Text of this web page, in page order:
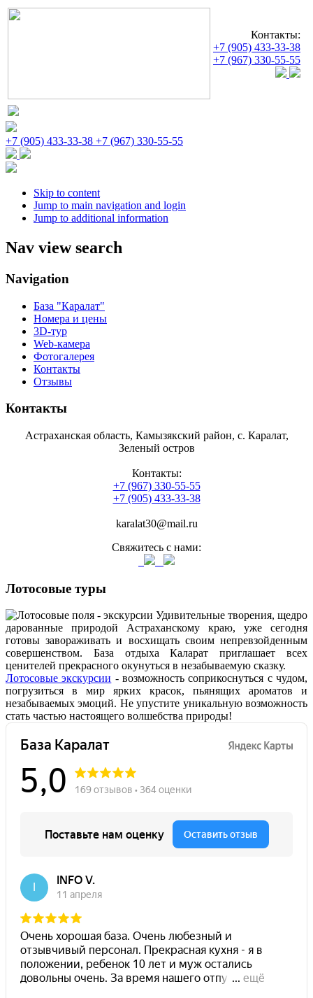
Контакты:
+7 (905) 433-33-38
+7 (967) 330-55-55
+7 (905) 433-33-38 +7 (967) 330-55-55
Skip to content
Jump to main navigation and login
Jump to additional information
Nav view search
Navigation
База "Каралат"
Номера и цены
3D-тур
Web-камера
Фотогалерея
Контакты
Отзывы
Контакты
Астраханская область, Камызякский район, с. Каралат,
Зеленый остров
Контакты:
+7 (967) 330-55-55
+7 (905) 433-33-38
karalat30@mail.ru
Свяжитесь с нами:
Лотосовые туры
Удивительные творения, щедро
дарованные природой Астраханскому краю, уже сегодня
готовы завораживать и восхищать своим непревзойденным
совершенством. База отдыха Каларат приглашает всех
ценителей прекрасного окунуться в незабываемую сказку.
Лотосовые экскурсии - возможность соприкоснуться с чудом,
погрузиться в мир ярких красок, пьянящих ароматов и
незабываемых эмоций. Не упустите уникальную возможность
стать частью настоящего волшебства природы!